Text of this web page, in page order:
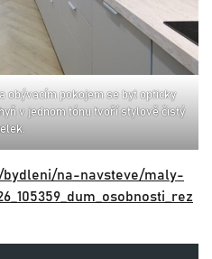
v jednom tónu tvoří stylově čistý
bydleni/na-navsteve/maly-